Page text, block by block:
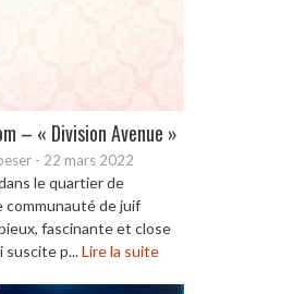
– « Division Avenue »
- 22 mars 2022
le quartier de
communauté de juif
fascinante et close
suscite p...Lire la suite